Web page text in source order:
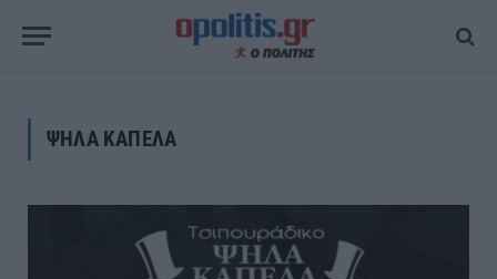
ΨΗΛΑ ΚΑΠΕΛΑ